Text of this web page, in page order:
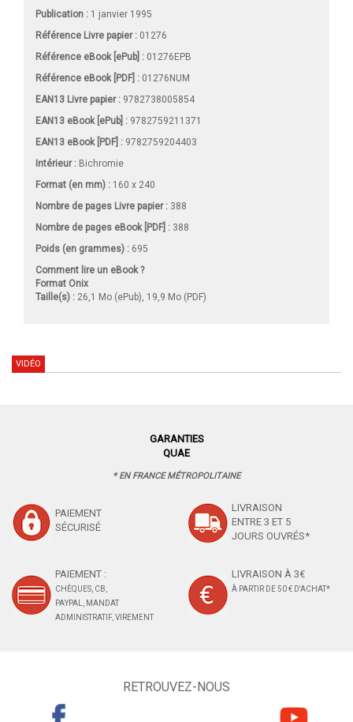
Publication : 1 janvier 1995
Référence Livre papier : 01276
Référence eBook [ePub] : 01276EPB
Référence eBook [PDF] : 01276NUM
EAN13 Livre papier : 9782738005854
EAN13 eBook [ePub] : 9782759211371
EAN13 eBook [PDF] : 9782759204403
Intérieur : Bichromie
Format (en mm) : 160 x 240
Nombre de pages Livre papier: 388
Nombre de pages eBook [PDF] : 388
Poids (en grammes) : 695
Comment lire un eBook ?
Format Onix
Taille(s) : 26,1 Mo (ePub), 19,9 Mo (PDF)
VIDÉO
GARANTIES
QUAE
* EN FRANCE MÉTROPOLITAINE
PAIEMENT
SÉCURISÉ
LIVRAISON
ENTRE 3 ET 5
JOURS OUVRÉS*
PAIEMENT :
CHÈQUES, CB,
PAYPAL, MANDAT
ADMINISTRATIF, VIREMENT
LIVRAISON À 3€
À PARTIR DE 50 € D'ACHAT*
RETROUVEZ-NOUS